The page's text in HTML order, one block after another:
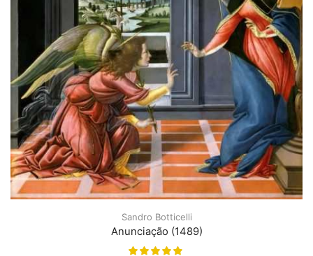
Sandro Botticelli
Anunciação (1489)